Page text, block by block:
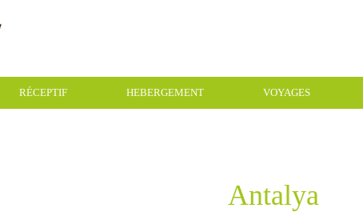
RÉCEPTIF HEBERGEMENT VOYAGES
Antalya